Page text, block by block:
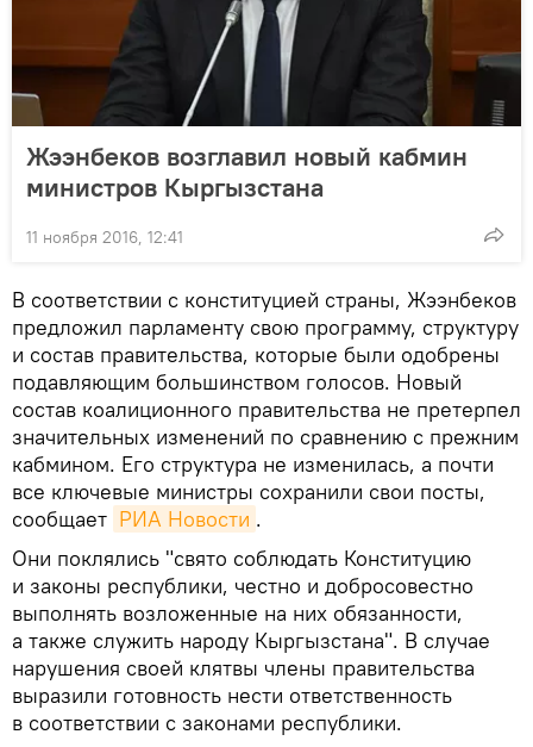
Жээнбеков возглавил новый кабмин
министров Кыргызстана
11 ноября 2016, 12:41
В соответствии с конституцией страны, Жээнбеков
предложил парламенту свою программу, структуру
и состав правительства, которые были одобрены
подавляющим большинством голосов. Новый
состав коалиционного правительства не претерпел
значительных изменений по сравнению с прежним
кабмином. Его структура не изменилась, а почти
все ключевые министры сохранили свои посты,
сообщает РИА Новости .
Они поклялись "свято соблюдать Конституцию
и законы республики, честно и добросовестно
выполнять возложенные на них обязанности,
а также служить народу Кыргызстана". В случае
нарушения своей клятвы члены правительства
выразили готовность нести ответственность
в соответствии с законами республики.